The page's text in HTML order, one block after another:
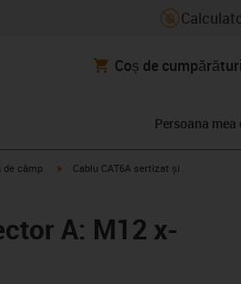
Coș de cumpărături
Persoana
de câmp igus-icon-arrow-right
Cablu CAT6A sertizat și
A: M12 x-